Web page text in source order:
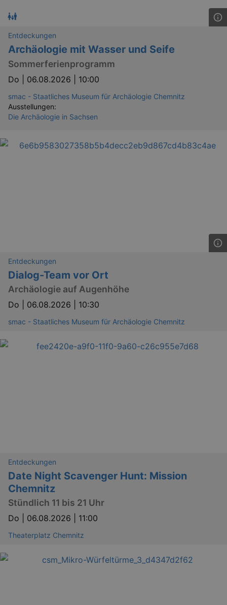
Entdeckungen
Archäologie mit Wasser und Seife
Sommerferienprogramm
Do | 06.08.2026 | 10:00
smac - Staatliches Museum für Archäologie Chemnitz
Ausstellungen:
Die Archäologie in Sachsen
Entdeckungen
Dialog-Team vor Ort
Archäologie auf Augenhöhe
Do | 06.08.2026 | 10:30
smac - Staatliches Museum für Archäologie Chemnitz
Entdeckungen
Date Night Scavenger Hunt: Mission
Chemnitz
Stündlich 11 bis 21 Uhr
Do | 06.08.2026 | 11:00
Theaterplatz Chemnitz